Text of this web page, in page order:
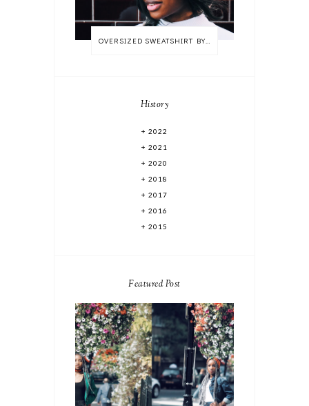
History
2022
2021
2020
2018
2017
2016
2015
Featured Post